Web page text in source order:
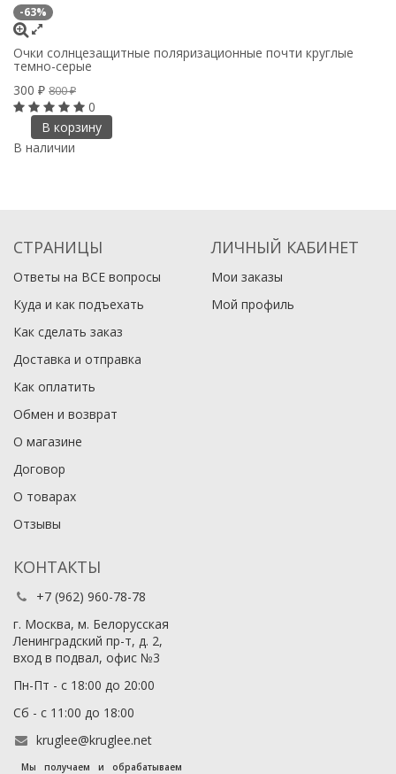
-63%
Очки солнцезащитные поляризационные почти круглые
темно-серые
300 ₽ 800₽
0
В корзину
В наличии
СТРАНИЦЫ
Ответы на ВСЕ вопросы
Куда и как подъехать
Как сделать заказ
Доставка и отправка
Как оплатить
Обмен и возврат
О магазине
Договор
О товарах
Отзывы
ЛИЧНЫЙ КАБИНЕТ
Мои заказы
Мой профиль
КОНТАКТЫ
+7 (962) 960-78-78
г. Москва, м. Белорусская
Ленинградский пр-т, д. 2,
вход в подвал, офис №3
Пн-Пт - с 18:00 до 20:00
Сб - с 11:00 до 18:00
kruglee@kruglee.net
Мы получаем и обрабатываем